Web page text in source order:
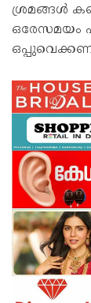
ശ്രമങ്ങള്‍
ഒരേസമയം